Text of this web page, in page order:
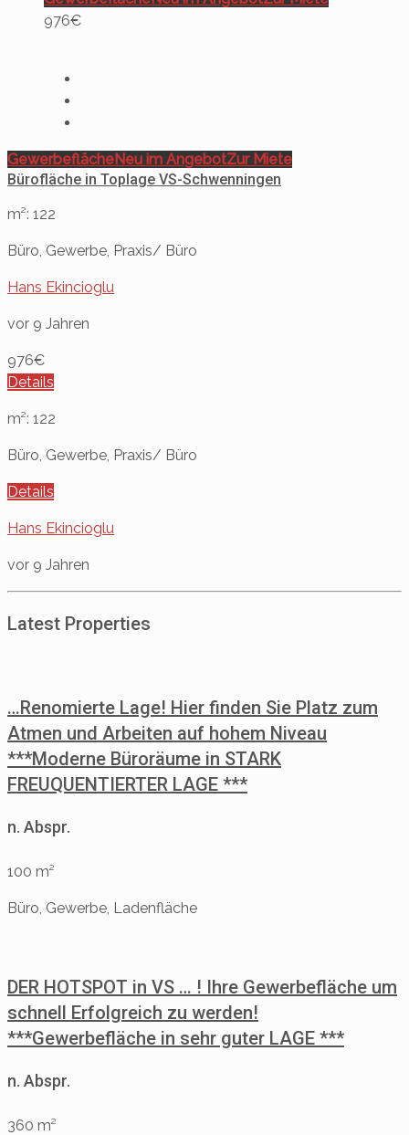
976€
GewerbeflächeNeu im AngebotZur Miete
Bürofläche in Toplage VS-Schwenningen
m²: 122
Büro, Gewerbe, Praxis/ Büro
Hans Ekincioglu
vor 9 Jahren
976€
Details
m²: 122
Büro, Gewerbe, Praxis/ Büro
Details
Hans Ekincioglu
vor 9 Jahren
Latest Properties
…Renomierte Lage! Hier finden Sie Platz zum
Atmen und Arbeiten auf hohem Niveau
***Moderne Büroräume in STARK
FREUQUENTIERTER LAGE ***
n. Abspr.
100 m²
Büro, Gewerbe, Ladenfläche
DER HOTSPOT in VS … ! Ihre Gewerbefläche um
schnell Erfolgreich zu werden!
***Gewerbefläche in sehr guter LAGE ***
n. Abspr.
360 m²